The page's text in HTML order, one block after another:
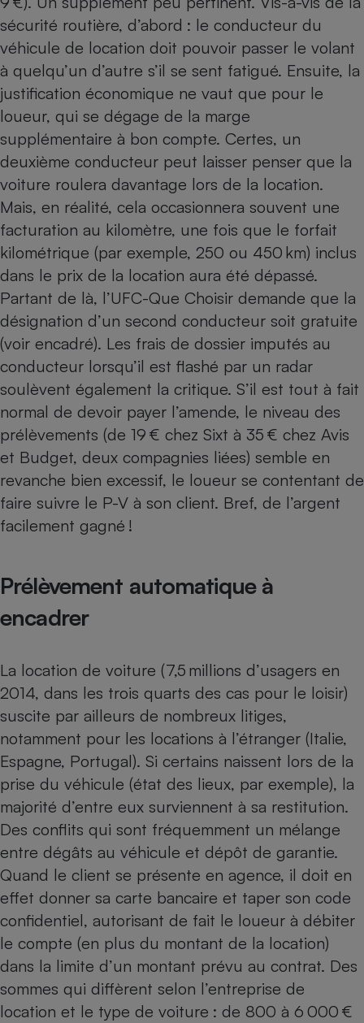
sécurité routière, d’abord : le conducteur du
véhicule de location doit pouvoir passer le volant
à quelqu’un d’autre s’il se sent fatigué. Ensuite, la
justification économique ne vaut que pour le
loueur, qui se dégage de la marge
supplémentaire à bon compte. Certes, un
deuxième conducteur peut laisser penser que la
voiture roulera davantage lors de la location.
Mais, en réalité, cela occasionnera souvent une
facturation au kilomètre, une fois que le forfait
kilométrique (par exemple, 250 ou 450 km) inclus
dans le prix de la location aura été dépassé.
Partant de là, l’UFC-Que Choisir demande que la
désignation d’un second conducteur soit gratuite
(voir encadré). Les frais de dossier imputés au
conducteur lorsqu’il est flashé par un radar
soulèvent également la critique. S’il est tout à fait
normal de devoir payer l’amende, le niveau des
prélèvements (de 19 € chez Sixt à 35 € chez Avis
et Budget, deux compagnies liées) semble en
revanche bien excessif, le loueur se contentant de
faire suivre le P-V à son client. Bref, de l’argent
facilement gagné !
Prélèvement automatique à
encadrer
La location de voiture (7,5 millions d’usagers en
2014, dans les trois quarts des cas pour le loisir)
suscite par ailleurs de nombreux litiges,
notamment pour les locations à l’étranger (Italie,
Espagne, Portugal). Si certains naissent lors de la
prise du véhicule (état des lieux, par exemple), la
majorité d’entre eux surviennent à sa restitution.
Des conflits qui sont fréquemment un mélange
entre dégâts au véhicule et dépôt de garantie.
Quand le client se présente en agence, il doit en
effet donner sa carte bancaire et taper son code
confidentiel, autorisant de fait le loueur à débiter
le compte (en plus du montant de la location)
dans la limite d’un montant prévu au contrat. Des
sommes qui diffèrent selon l’entreprise de
location et le type de voiture : de 800 à 6 000 €